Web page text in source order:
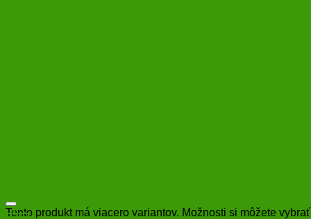
Tento produkt má viacero variantov. Možnosti si môžete